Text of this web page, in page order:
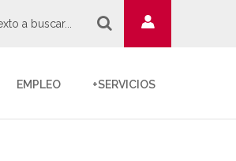
EMPLEO +SERVICIOS